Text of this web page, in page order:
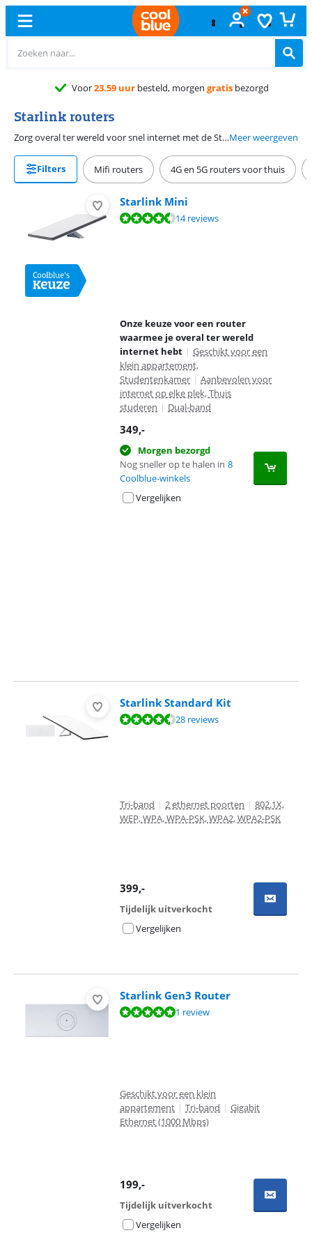
Voor23.59 uurbesteld, morgengratisbezorgd
Starlink routers
Zorg overal ter wereld voor snel internet met de Starlink routers op deze pagina. Dankzij de Starlink satellieten heb je ook op plekken waar normaal geen bereik is de snelheid van Starlink internet. Kies voor de Standard Kit wanneer de schotel op een vaste plek komt. De Flat High Performance schotel is gemaakt voor boten of rijdende campers en auto’s waarbij je een stabiele verbinding nodig hebt.Meer weergeven
Filters Mifi routers 4G en 5G routers voor thuis
Starlink Mini
Beoordeling is 9,3 van de 10, gebaseerd op 14 reviews.
14 reviews
Onze keuze voor een router
waarmee je overal ter wereld
internet hebt | Geschikt voor een
klein appartement,
Studentenkamer | Aanbevolen voor
internet op elke plek, Thuis
studeren | Dual-band
349,-
Morgen bezorgd
Nog sneller op te halen in 8
Coolblue-winkels
Vergelijken
Starlink Standard Kit
Beoordeling is 8,9 van de 10, gebaseerd op 28 reviews.
28 reviews
Tri-band | 2 ethernet poorten | 802.1X,
WEP, WPA, WPA-PSK, WPA2, WPA2-PSK
399,-
Tijdelijk uitverkocht
Vergelijken
Starlink Gen3 Router
Beoordeling is 10 van de 10, gebaseerd op 1 review.
1 review
Geschikt voor een klein
appartement | Tri-band | Gigabit
Ethernet (1000 Mbps)
199,-
Tijdelijk uitverkocht
Vergelijken